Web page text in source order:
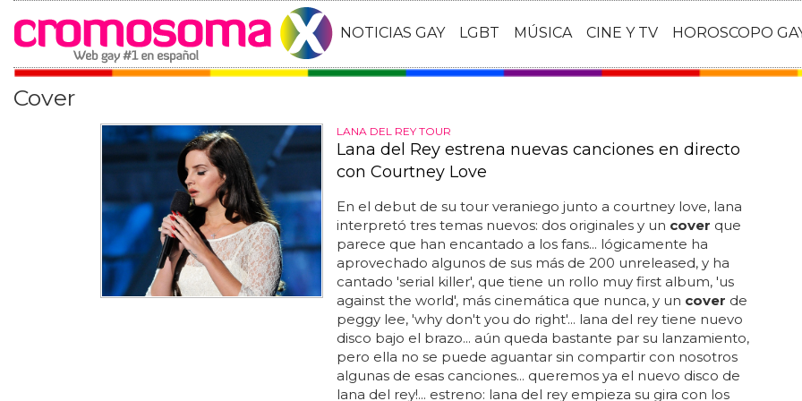
NOTICIAS GAY LGBT MÚSICA CINE Y TV HOROSCOPO
Cover
LANA DEL REY TOUR
Lana del Rey estrena nuevas canciones en directo
con Courtney Love
En el debut de su tour veraniego junto a courtney love, lana
interpretó tres temas nuevos: dos originales y un cover que
parece que han encantado a los fans... lógicamente ha
aprovechado algunos de sus más de 200 unreleased, y ha
cantado 'serial killer', que tiene un rollo muy first album, 'us
against the world', más cinemática que nunca, y un cover de
peggy lee, 'why don't you do right'... lana del rey tiene nuevo
disco bajo el brazo... aún queda bastante par su lanzamiento,
pero ella no se puede aguantar sin compartir con nosotros
algunas de esas canciones... queremos ya el nuevo disco de
lana del rey!... estreno: lana del rey empieza su gira con los